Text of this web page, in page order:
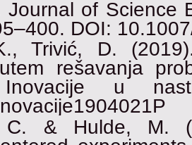
Journal of Science
DOI:
Trivić, D.
rešavanja
Inovacije u
C. & Hulde, M.